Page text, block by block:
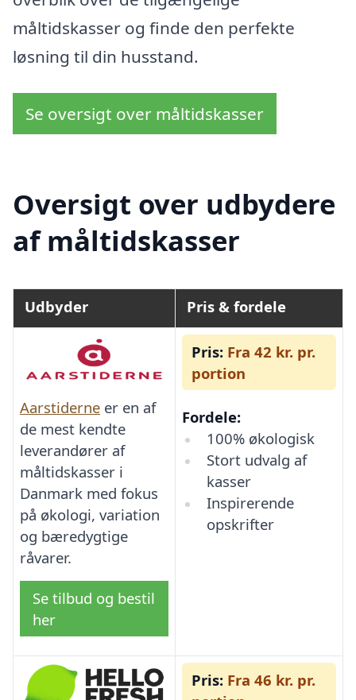
måltidskasser og finde den perfekte
løsning til din husstand.
Se oversigt over måltidskasser
Oversigt over udbydere
af måltidskasser
Udbyder Pris & fordele
Aarstiderne er en af
de mest kendte
leverandører af
måltidskasser i
Danmark med fokus
på økologi, variation
og bæredygtige
råvarer.
Se tilbud og bestil
her
Pris: Fra 42 kr. pr.
portion
Fordele:
100% økologisk
Stort udvalg af
kasser
Inspirerende
opskrifter
Pris: Fra 46 kr. pr.